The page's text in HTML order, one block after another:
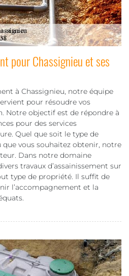
pour Chassignieu et ses
à Chassignieu, notre équipe
pour résoudre vos
Notre objectif est de répondre à
pour des services
Quel que soit le type de
que vous souhaitez obtenir, notre
Dans notre domaine
travaux d’assainissement sur
type de propriété. Il suffit de
l’accompagnement et la